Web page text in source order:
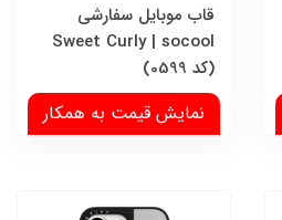
قاب موبایل سفارشی
Sweet Curly | socool
(کد 0599)
نمایش قیمت به همکار